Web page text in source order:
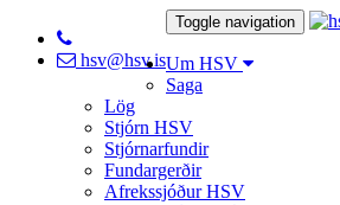
hsv@hsv.is
Toggle navigation
Um HSV
Saga
Lög
Stjórn HSV
Stjórnarfundir
Fundargerðir
Afrekssjóður HSV